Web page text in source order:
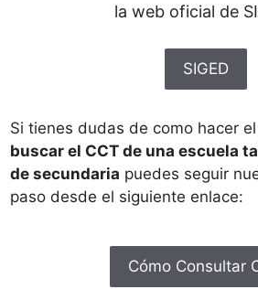
la web oficial de
SIGED
Si tienes dudas de como hacer
buscar el CCT de una escuela
de secundaria puedes seguir
paso desde el siguiente enlace:
Cómo Consultar